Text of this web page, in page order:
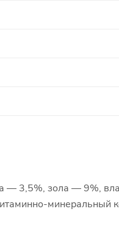
— 3,5%, зола — 9%,
минеральный